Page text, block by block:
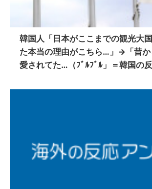
韓国人「日本がここまでの観光大
た本当の理由がこちら…」→「昔か
愛されてた…（ﾌﾞﾙﾌﾞﾙ」＝韓国の